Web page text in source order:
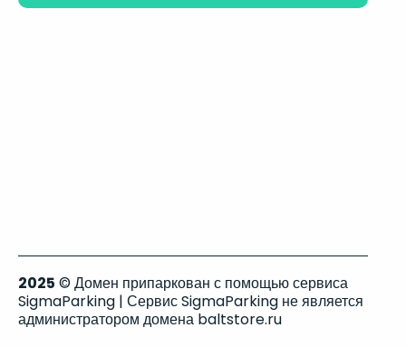
2025 © Домен припаркован с помощью сервиса
SigmaParking | Сервис SigmaParking не является
администратором домена baltstore.ru